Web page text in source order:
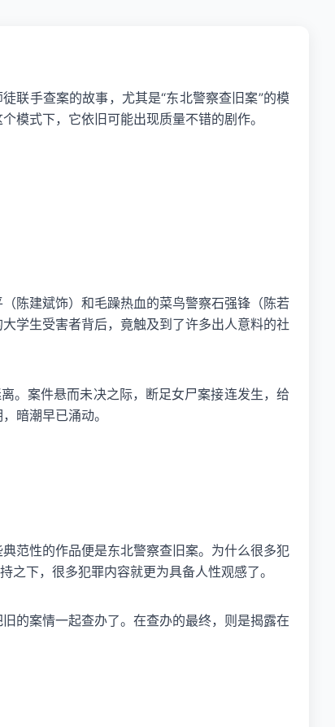
联手查案的故事，尤其是“东北警察查旧案”的模
式下，它依旧可能出现质量不错的剧作。
陈建斌饰）和毛躁热血的菜鸟警察石强锋（陈若
学生受害者背后，竟触及到了许多出人意料的社
。案件悬而未决之际，断足女尸案接连发生，给
暗潮早已涌动。
范性的作品便是东北警察查旧案。为什么很多犯
下，很多犯罪内容就更为具备人性观感了。
的案情一起查办了。在查办的最终，则是揭露在